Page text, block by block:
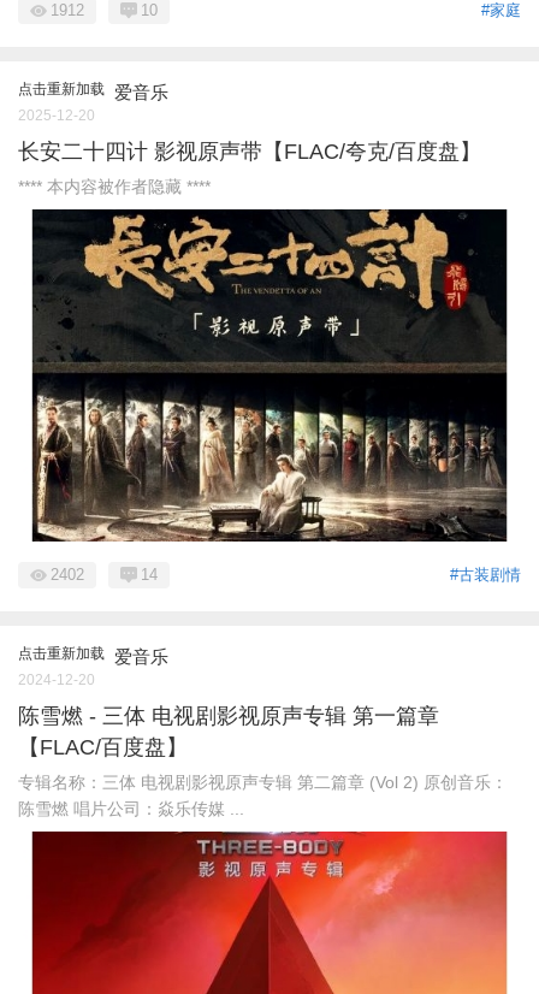
#家庭
1912 10
点击重新加载 爱音乐
2025-12-20
长安二十四计 影视原声带【FLAC/夸克/百度盘】
**** 本内容被作者隐藏 ****
#古装剧情
2402 14
点击重新加载 爱音乐
2024-12-20
陈雪燃 - 三体 电视剧影视原声专辑 第一篇章
【FLAC/百度盘】
专辑名称：三体 电视剧影视原声专辑 第二篇章 (Vol 2) 原创音乐：
陈雪燃 唱片公司：焱乐传媒 ...